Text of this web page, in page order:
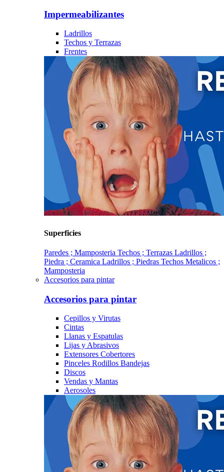
Impermeabilizantes
Ladrillos
Techos y Terrazas
Frentes
Superficies
Paredes ; Mamposteria Techos ; Terrazas Ladrillos ;
Piedra ; Ceramica Ladrillos ; Piedras Techos Metalicos ;
Mamposteria
Accesorios para pintar
Accesorios para pintar
Cepillos y Virutas
Cintas
Llanas y Espatulas
Lijas y Abrasivos
Extensores Cobertores
Pinceles Rodillos Bandejas
Discos
Vendas y Mantas
Aerosoles